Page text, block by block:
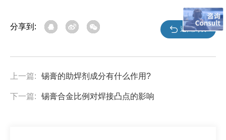
分享到: 返回列表
上一篇: ​锡膏的助焊剂成分有什么作用?
下一篇: 锡膏合金比例对焊接凸点的影响